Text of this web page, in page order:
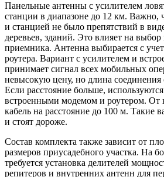
Панельные антенны с усилителем
станции в диапазоне до 12 км. Важно,
и станцией не было препятствий в
деревьев, зданий. Это влияет на
приемника. Антенна выбирается с
роутера. Вариант с усилителем и
принимает сигнал всех мобильных
невысокую цену, но длина соединения
Если расстояние больше,
встроенными модемом и роутером. От
кабель на расстояние до 100 м. Такие
и стоят дороже.
Состав комплекта также зависит от
размеров приусадебного участка. На
требуется установка делителей
репитеров и внутренних антенн для